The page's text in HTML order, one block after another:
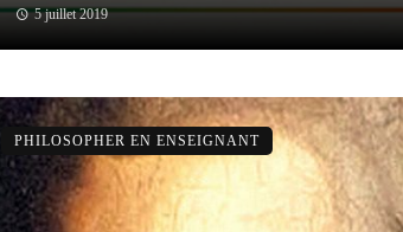
5 juillet 2019
PHILOSOPHER EN ENSEIGNANT